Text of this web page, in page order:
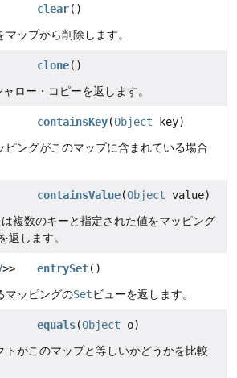
clear()
ップから削除します。
clone()
ロー・コピーを返します。
containsKey(Object key)
ピングがこのマップに含まれている場合
containsValue(Object value)
複数のキーと指定された値をマッピング
返します。
>> entrySet()
マッピングのSetビューを返します。
equals(Object o)
トがこのマップと等しいかどうかを比較